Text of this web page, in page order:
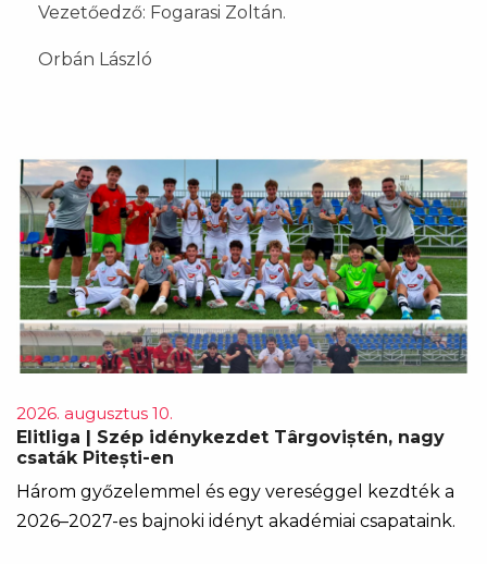
Vezetőedző: Fogarasi Zoltán.
Orbán László
2026. augusztus 10.
Elitliga | Szép idénykezdet Târgoviștén, nagy
csaták Pitești-en
Három győzelemmel és egy vereséggel kezdték a
2026–2027-es bajnoki idényt akadémiai csapataink.